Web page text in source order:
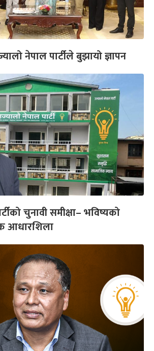
नेपाल पार्टीले बुझायो ज्ञापन
चुनावी समीक्षा– भविष्यको
आधारशिला